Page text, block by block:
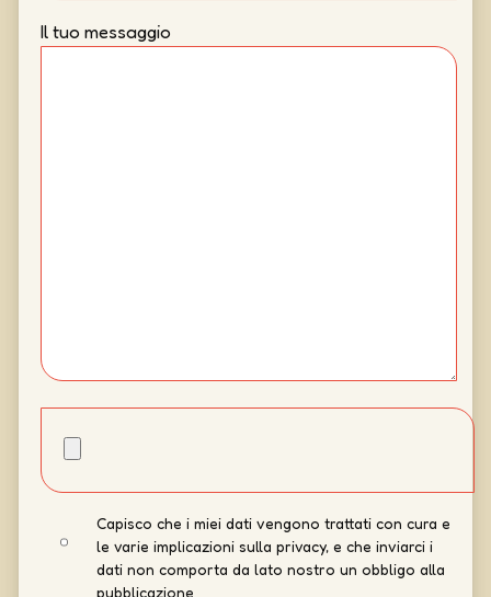
Il tuo messaggio
Capisco che i miei dati vengono trattati con cura e
le varie implicazioni sulla privacy, e che inviarci i
dati non comporta da lato nostro un obbligo alla
pubblicazione